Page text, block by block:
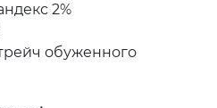
2%
обуженного